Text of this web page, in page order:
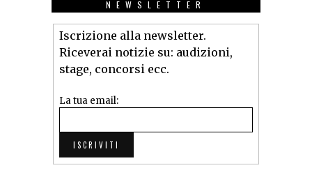
NEWSLETTER
Iscrizione alla newsletter.
Riceverai notizie su: audizioni,
stage, concorsi ecc.
La tua email: